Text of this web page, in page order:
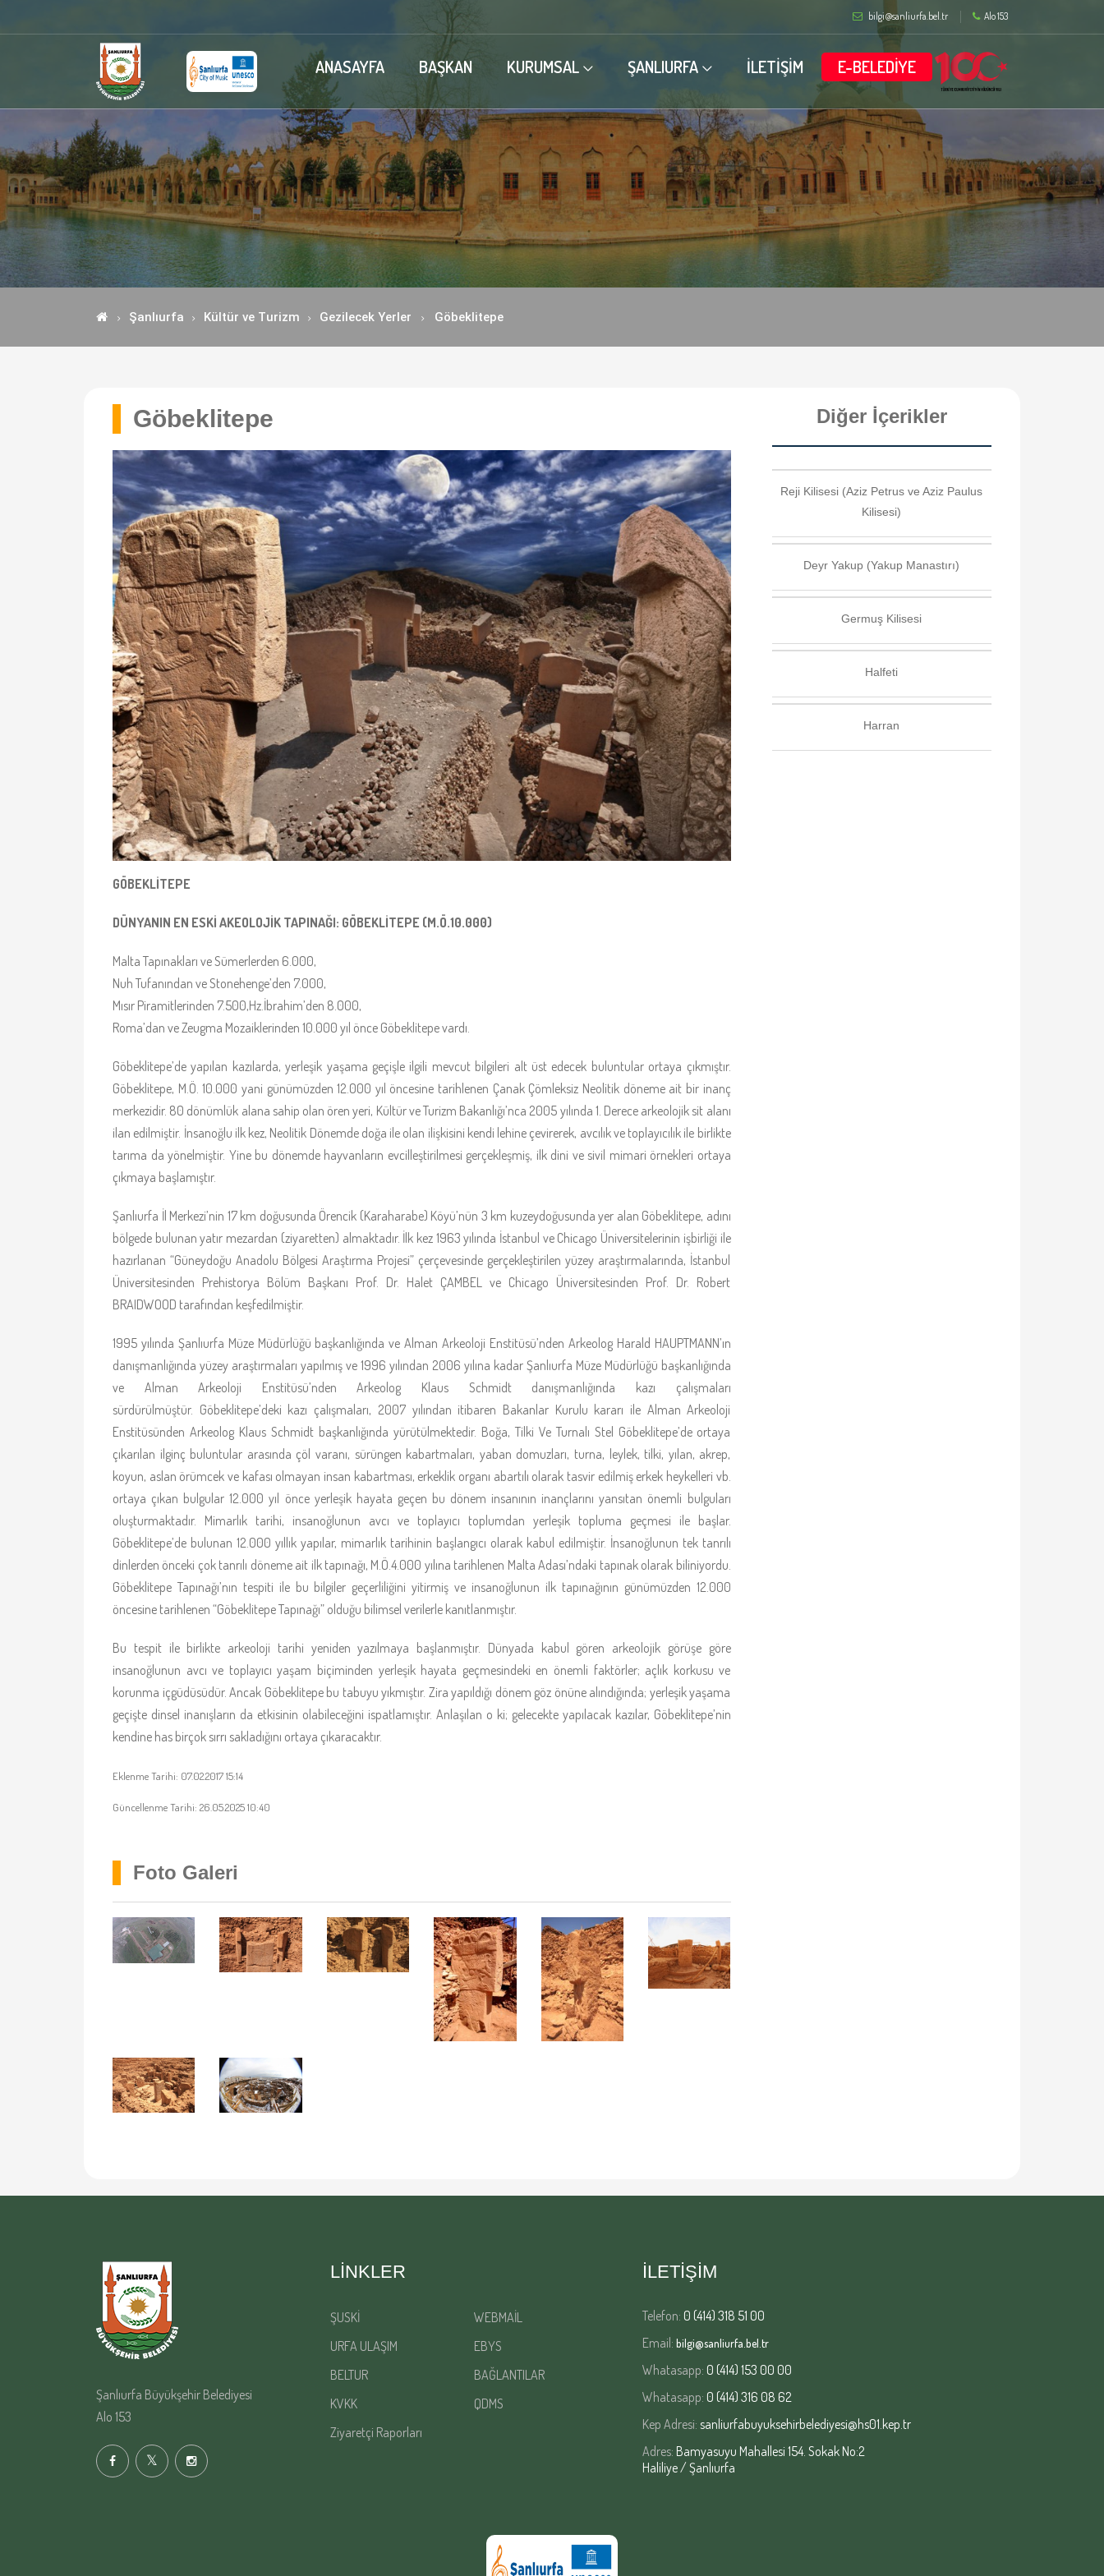
bilgi@sanliurfa.bel.tr Alo 153
ANASAYFA BAŞKAN KURUMSAL ŞANLIURFA İLETİŞİM E-BELEDİYE
Şanlıurfa Kültür ve Turizm Gezilecek Yerler Göbeklitepe
Göbeklitepe
GÖBEKLİTEPE
DÜNYANIN EN ESKİ AKEOLOJİK TAPINAĞI: GÖBEKLİTEPE (M.Ö.10.000)
Malta Tapınakları ve Sümerlerden 6.000,
Nuh Tufanından ve Stonehenge’den 7.000,
Mısır Piramitlerinden 7.500,Hz.İbrahim’den 8.000,
Roma’dan ve Zeugma Mozaiklerinden 10.000 yıl önce Göbeklitepe vardı.
Göbeklitepe’de yapılan kazılarda, yerleşik yaşama geçişle ilgili mevcut bilgileri alt üst edecek buluntular ortaya çıkmıştır.
Göbeklitepe, M.Ö. 10.000 yani günümüzden 12.000 yıl öncesine tarihlenen Çanak Çömleksiz Neolitik döneme ait bir inanç
merkezidir. 80 dönümlük alana sahip olan ören yeri, Kültür ve Turizm Bakanlığı’nca 2005 yılında 1. Derece arkeolojik sit alanı
ilan edilmiştir. İnsanoğlu ilk kez, Neolitik Dönemde doğa ile olan ilişkisini kendi lehine çevirerek, avcılık ve toplayıcılık ile birlikte
tarıma da yönelmiştir. Yine bu dönemde hayvanların evcilleştirilmesi gerçekleşmiş, ilk dini ve sivil mimari örnekleri ortaya
çıkmaya başlamıştır.
Şanlıurfa İl Merkezi’nin 17 km doğusunda Örencik (Karaharabe) Köyü’nün 3 km kuzeydoğusunda yer alan Göbeklitepe, adını
bölgede bulunan yatır mezardan (ziyaretten) almaktadır. İlk kez 1963 yılında İstanbul ve Chicago Üniversitelerinin işbirliği ile
hazırlanan “Güneydoğu Anadolu Bölgesi Araştırma Projesi” çerçevesinde gerçekleştirilen yüzey araştırmalarında, İstanbul
Üniversitesinden Prehistorya Bölüm Başkanı Prof. Dr. Halet ÇAMBEL ve Chicago Üniversitesinden Prof. Dr. Robert
BRAIDWOOD tarafından keşfedilmiştir.
1995 yılında Şanlıurfa Müze Müdürlüğü başkanlığında ve Alman Arkeoloji Enstitüsü’nden Arkeolog Harald HAUPTMANN’ın
danışmanlığında yüzey araştırmaları yapılmış ve 1996 yılından 2006 yılına kadar Şanlıurfa Müze Müdürlüğü başkanlığında
ve Alman Arkeoloji Enstitüsü’nden Arkeolog Klaus Schmidt danışmanlığında kazı çalışmaları
sürdürülmüştür. Göbeklitepe’deki kazı çalışmaları, 2007 yılından itibaren Bakanlar Kurulu kararı ile Alman Arkeoloji
Enstitüsünden Arkeolog Klaus Schmidt başkanlığında yürütülmektedir. Boğa, Tilki Ve Turnalı Stel Göbeklitepe’de ortaya
çıkarılan ilginç buluntular arasında çöl varanı, sürüngen kabartmaları, yaban domuzları, turna, leylek, tilki, yılan, akrep,
koyun, aslan örümcek ve kafası olmayan insan kabartması, erkeklik organı abartılı olarak tasvir edilmiş erkek heykelleri vb.
ortaya çıkan bulgular 12.000 yıl önce yerleşik hayata geçen bu dönem insanının inançlarını yansıtan önemli bulguları
oluşturmaktadır. Mimarlık tarihi, insanoğlunun avcı ve toplayıcı toplumdan yerleşik topluma geçmesi ile başlar.
Göbeklitepe’de bulunan 12.000 yıllık yapılar, mimarlık tarihinin başlangıcı olarak kabul edilmiştir. İnsanoğlunun tek tanrılı
dinlerden önceki çok tanrılı döneme ait ilk tapınağı, M.Ö.4.000 yılına tarihlenen Malta Adası’ndaki tapınak olarak biliniyordu.
Göbeklitepe Tapınağı’nın tespiti ile bu bilgiler geçerliliğini yitirmiş ve insanoğlunun ilk tapınağının günümüzden 12.000
öncesine tarihlenen “Göbeklitepe Tapınağı” olduğu bilimsel verilerle kanıtlanmıştır.
Bu tespit ile birlikte arkeoloji tarihi yeniden yazılmaya başlanmıştır. Dünyada kabul gören arkeolojik görüşe göre
insanoğlunun avcı ve toplayıcı yaşam biçiminden yerleşik hayata geçmesindeki en önemli faktörler; açlık korkusu ve
korunma içgüdüsüdür. Ancak Göbeklitepe bu tabuyu yıkmıştır. Zira yapıldığı dönem göz önüne alındığında; yerleşik yaşama
geçişte dinsel inanışların da etkisinin olabileceğini ispatlamıştır. Anlaşılan o ki; gelecekte yapılacak kazılar, Göbeklitepe’nin
kendine has birçok sırrı sakladığını ortaya çıkaracaktır.
Eklenme Tarihi: 07.02.2017 15:14
Güncellenme Tarihi: 26.05.2025 10:40
Foto Galeri
Diğer İçerikler
Reji Kilisesi (Aziz Petrus ve Aziz Paulus
Kilisesi)
Deyr Yakup (Yakup Manastırı)
Germuş Kilisesi
Halfeti
Harran
Şanlıurfa Büyükşehir Belediyesi
Alo 153
LINKLER
ŞUSKİ
WEBMAİL
URFA ULAŞIM
EBYS
BELTUR
BAĞLANTILAR
KVKK
QDMS
Ziyaretçi Raporları
İLETİŞİM
Telefon: 0 (414) 318 51 00
Email: bilgi@sanliurfa.bel.tr
Whatasapp: 0 (414) 153 00 00
Whatasapp: 0 (414) 316 08 62
Kep Adresi: sanliurfabuyuksehirbelediyesi@hs01.kep.tr
Adres: Bamyasuyu Mahallesi 154. Sokak No:2
Haliliye / Şanlıurfa